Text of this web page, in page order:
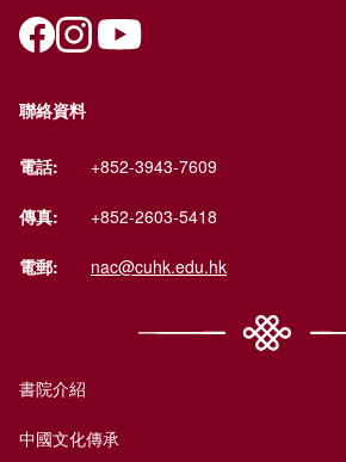
聯絡資料
電話: +852-3943-7609
傳真: +852-2603-5418
電郵: nac@cuhk.edu.hk
書院介紹
中國文化傳承